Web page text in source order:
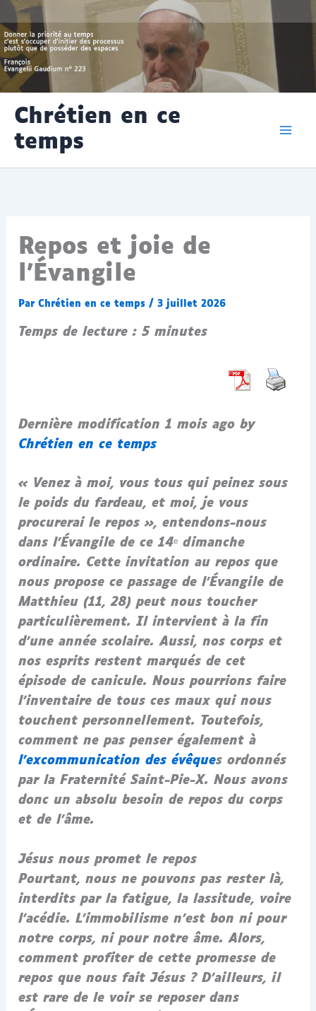
contenu
Chrétien en ce
temps
Repos et joie de
l’Évangile
ParChrétien en ce temps/3 juillet 2026
Temps de lecture :5 minutes
Dernière modification 1 mois ago by
Chrétien en ce temps
« Venez à moi, vous tous qui peinez sous
le poids du fardeau, et moi, je vous
procurerai le repos », entendons-nous
dans l’Évangile de ce 14ᵉ dimanche
ordinaire. Cette invitation au repos que
nous propose ce passage de l’Évangile de
Matthieu (11, 28) peut nous toucher
particulièrement. Il intervient à la fin
d’une année scolaire. Aussi, nos corps et
nos esprits restent marqués de cet
épisode de canicule. Nous pourrions faire
l’inventaire de tous ces maux qui nous
touchent personnellement. Toutefois,
comment ne pas penser également à
l’excommunication des évêques ordonnés
par la Fraternité Saint-Pie-X. Nous avons
donc un absolu besoin de repos du corps
et de l’âme.
Jésus nous promet le repos
Pourtant, nous ne pouvons pas rester là,
interdits par la fatigue, la lassitude, voire
l’acédie. L’immobilisme n’est bon ni pour
notre corps, ni pour notre âme. Alors,
comment profiter de cette promesse de
repos que nous fait Jésus ? D’ailleurs, il
est rare de le voir se reposer dans